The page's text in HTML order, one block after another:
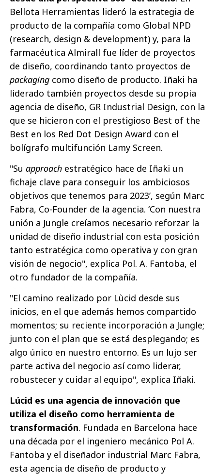
Bellota Herramientas lideró la estrategia de
producto de la compañía como Global NPD
(research, design & development) y, para la
farmacéutica Almirall fue líder de proyectos
de diseño, coordinando tanto proyectos de
packaging como diseño de producto. Iñaki ha
liderado también proyectos desde su propia
agencia de diseño, GR Industrial Design, con la
que se hicieron con el prestigioso Best of the
Best en los Red Dot Design Award con el
bolígrafo multifunción Lamy Screen.
"Su approach estratégico hace de Iñaki un
fichaje clave para conseguir los ambiciosos
objetivos que tenemos para 2023’, según Marc
Fabra, Co-Founder de la agencia. ‘Con nuestra
unión a Jungle creíamos necesario reforzar la
unidad de diseño industrial con esta posición
tanto estratégica como operativa y con gran
visión de negocio", explica Pol. A. Fantoba, el
otro fundador de la compañía.
"El camino realizado por Lùcid desde sus
inicios, en el que además hemos compartido
momentos; su reciente incorporación a Jungle;
junto con el plan que se está desplegando; es
algo único en nuestro entorno. Es un lujo ser
parte activa del negocio así como liderar,
robustecer y cuidar al equipo", explica Iñaki.
Lúcid es una agencia de innovación que
utiliza el diseño como herramienta de
transformación. Fundada en Barcelona hace
una década por el ingeniero mecánico Pol A.
Fantoba y el diseñador industrial Marc Fabra,
esta agencia de diseño de producto y